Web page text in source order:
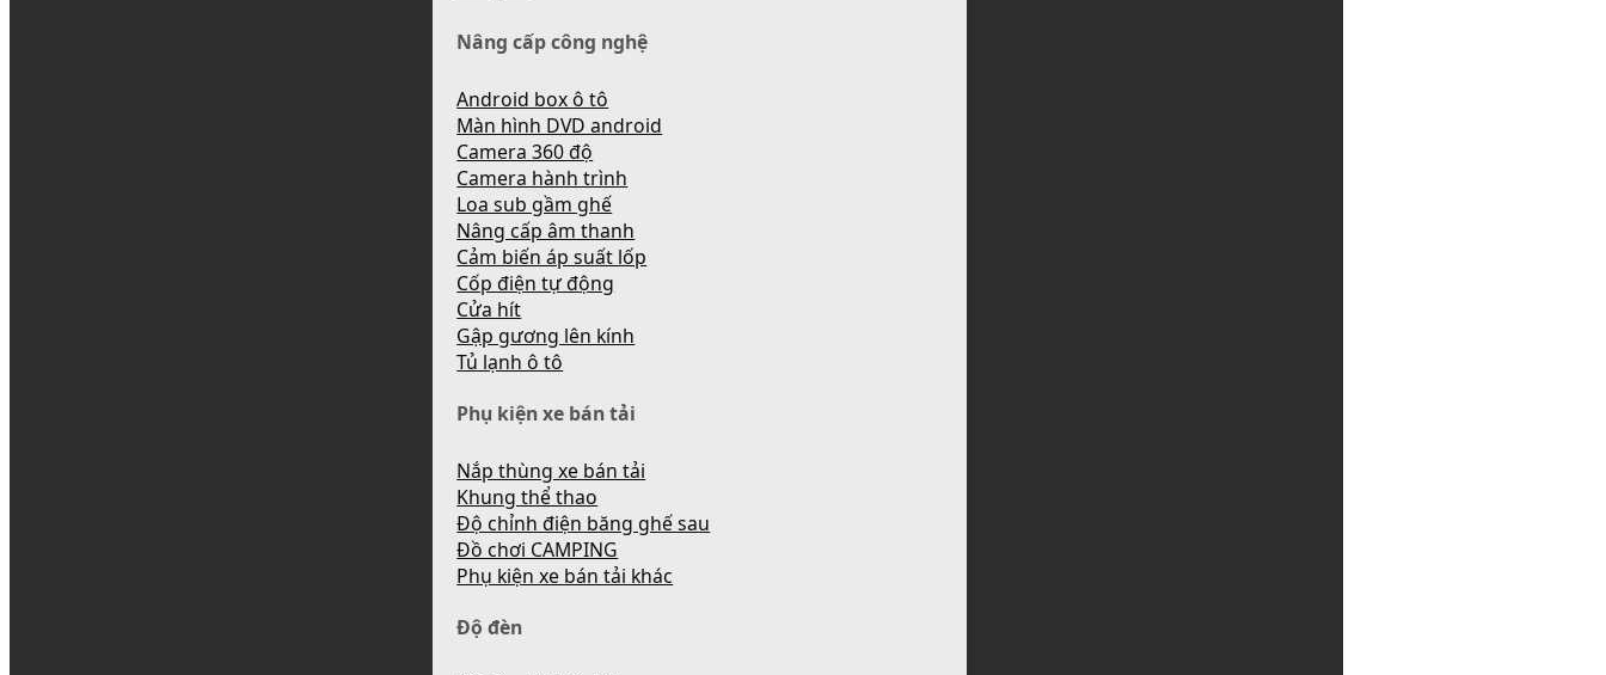
Nâng cấp công nghệ
Android box ô tô
Màn hình DVD android
Camera 360 độ
Camera hành trình
Loa sub gầm ghế
Nâng cấp âm thanh
Cảm biến áp suất lốp
Cốp điện tự động
Cửa hít
Gập gương lên kính
Tủ lạnh ô tô
Phụ kiện xe bán tải
Nắp thùng xe bán tải
Khung thể thao
Độ chỉnh điện băng ghế sau
Đồ chơi CAMPING
Phụ kiện xe bán tải khác
Độ đèn